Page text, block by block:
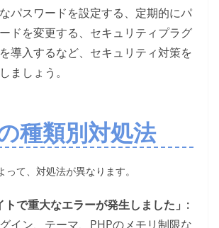
パスワードを設定する、定期的にパ
ドを変更する、セキュリティプラグ
導入するなど、セキュリティ対策を
ましょう。
種類別対処法
って、対処法が異なります。
トで重大なエラーが発生しました」:
イン、テーマ、PHPのメモリ制限な